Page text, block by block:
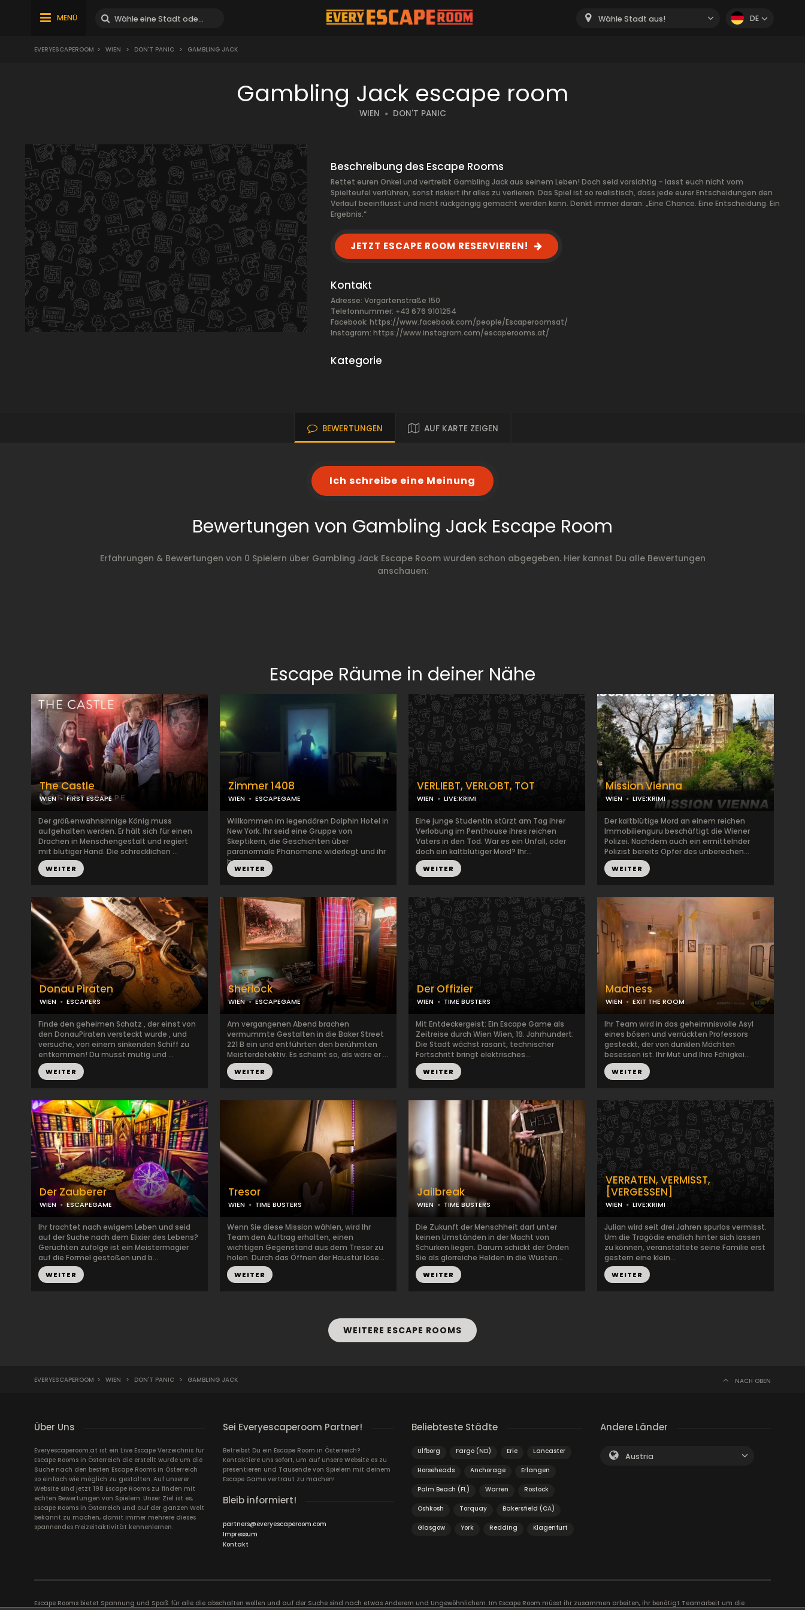
MENÜ Wähle Stadt aus! DE
EVERYESCAPEROOM > WIEN > DON'T PANIC > GAMBLING JACK
Gambling Jack escape room
WIEN DON'T PANIC
Beschreibung des Escape Rooms
Rettet euren Onkel und vertreibt Gambling Jack aus seinem Leben! Doch seid vorsichtig – lasst euch nicht vom
Spielteufel verführen, sonst riskiert ihr alles zu verlieren. Das Spiel ist so realistisch, dass jede eurer Entscheidungen den
Verlauf beeinflusst und nicht rückgängig gemacht werden kann. Denkt immer daran: „Eine Chance. Eine Entscheidung. Ein
Ergebnis.“
JETZT ESCAPE ROOM RESERVIEREN!
Kontakt
Adresse: Vorgartenstraße 150
Telefonnummer: +43 676 9101254
Facebook: https://www.facebook.com/people/Escaperoomsat/
Instagram: https://www.instagram.com/escaperooms.at/
Kategorie
BEWERTUNGEN AUF KARTE ZEIGEN
Ich schreibe eine Meinung
Bewertungen von Gambling Jack Escape Room
Erfahrungen & Bewertungen von 0 Spielern über Gambling Jack Escape Room wurden schon abgegeben. Hier kannst Du alle Bewertungen
anschauen:
Escape Räume in deiner Nähe
The Castle
WIEN FIRST ESCAPE
Der größenwahnsinnige König muss
aufgehalten werden. Er hält sich für einen
Drachen in Menschengestalt und regiert
mit blutiger Hand. Die schrecklichen ...
WEITER
Zimmer 1408
WIEN ESCAPEGAME
Willkommen im legendären Dolphin Hotel in
New York. Ihr seid eine Gruppe von
Skeptikern, die Geschichten über
paranormale Phänomene widerlegt und ihr
ha...
WEITER
VERLIEBT, VERLOBT, TOT
WIEN LIVE:KRIMI
Eine junge Studentin stürzt am Tag ihrer
Verlobung im Penthouse ihres reichen
Vaters in den Tod. War es ein Unfall, oder
doch ein kaltblütiger Mord? Ihr...
WEITER
Mission Vienna
WIEN LIVE:KRIMI
Der kaltblütige Mord an einem reichen
Immobilienguru beschäftigt die Wiener
Polizei. Nachdem auch ein ermittelnder
Polizist bereits Opfer des unberechen...
WEITER
Donau Piraten
WIEN ESCAPERS
Finde den geheimen Schatz , der einst von
den DonauPiraten versteckt wurde , und
versuche, von einem sinkenden Schiff zu
entkommen! Du musst mutig und ...
WEITER
Sherlock
WIEN ESCAPEGAME
Am vergangenen Abend brachen
vermummte Gestalten in die Baker Street
221 B ein und entführten den berühmten
Meisterdetektiv. Es scheint so, als wäre er ...
WEITER
Der Offizier
WIEN TIME BUSTERS
Mit Entdeckergeist: Ein Escape Game als
Zeitreise durch Wien Wien, 19. Jahrhundert:
Die Stadt wächst rasant, technischer
Fortschritt bringt elektrisches...
WEITER
Madness
WIEN EXIT THE ROOM
Ihr Team wird in das geheimnisvolle Asyl
eines bösen und verrückten Professors
gesteckt, der von dunklen Mächten
besessen ist. Ihr Mut und Ihre Fähigkei...
WEITER
Der Zauberer
WIEN ESCAPEGAME
Ihr trachtet nach ewigem Leben und seid
auf der Suche nach dem Elixier des Lebens?
Gerüchten zufolge ist ein Meistermagier
auf die Formel gestoßen und b...
WEITER
Tresor
WIEN TIME BUSTERS
Wenn Sie diese Mission wählen, wird Ihr
Team den Auftrag erhalten, einen
wichtigen Gegenstand aus dem Tresor zu
holen. Durch das Öffnen der Haustür löse...
WEITER
Jailbreak
WIEN TIME BUSTERS
Die Zukunft der Menschheit darf unter
keinen Umständen in der Macht von
Schurken liegen. Darum schickt der Orden
Sie als glorreiche Helden in die Wüsten...
WEITER
VERRATEN, VERMISST,
[VERGESSEN]
WIEN LIVE:KRIMI
Julian wird seit drei Jahren spurlos vermisst.
Um die Tragödie endlich hinter sich lassen
zu können, veranstaltete seine Familie erst
gestern eine klein...
WEITER
WEITERE ESCAPE ROOMS
EVERYESCAPEROOM > WIEN > DON'T PANIC > GAMBLING JACK NACH OBEN
Über Uns
Everyescaperoom.at ist ein Live Escape Verzeichnis für
Escape Rooms in Österreich die erstellt wurde um die
Suche nach den besten Escape Rooms in Österreich
so einfach wie möglich zu gestalten. Auf unserer
Website sind jetzt 198 Escape Rooms zu finden mit
echten Bewertungen von Spielern. Unser Ziel ist es,
Escape Rooms in Österreich und auf der ganzen Welt
bekannt zu machen, damit immer mehrere dieses
spannendes Freizeitaktivität kennenlernen.
Sei Everyescaperoom Partner!
Betreibst Du ein Escape Room in Österreich?
Kontaktiere uns sofort, um auf unsere Website es zu
presentieren und Tausende von Spielern mit deinem
Escape Game vertraut zu machen!
Bleib informiert!
partners@everyescaperoom.com
Impressum
Kontakt
Beliebteste Städte
Ulfborg Fargo (ND) Erie Lancaster
Horseheads Anchorage Erlangen
Palm Beach (FL) Warren Rostock
Oshkosh Torquay Bakersfield (CA)
Glasgow York Redding Klagenfurt
Andere Länder
Austria
Escape Rooms bietet Spannung und Spaß für alle die abschalten wollen und auf der Suche sind nach etwas Anderem und Ungewöhnlichem. Im Escape Room müsst ihr zusammen arbeiten, ihr benötigt Teamarbeit um die